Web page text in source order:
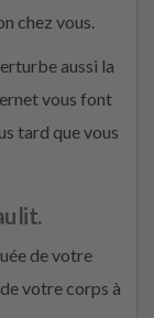
chez vous.
aussi la
vous font
tard que vous
lit.
de votre
votre corps à